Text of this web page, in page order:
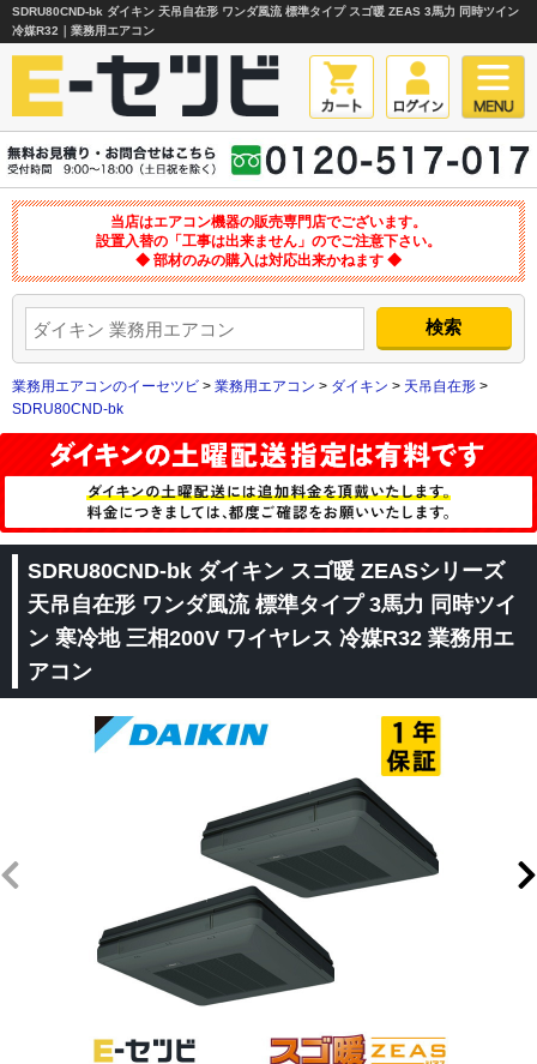
SDRU80CND-bk ダイキン 天吊自在形 ワンダ風流 標準タイプ スゴ暖 ZEAS 3馬力 同時ツイン
冷媒R32｜業務用エアコン
当店はエアコン機器の販売専門店でございます。
設置入替の「工事は出来ません」のでご注意下さい。
◆ 部材のみの購入は対応出来かねます ◆
業務用エアコンのイーセツビ > 業務用エアコン > ダイキン > 天吊自在形 >
SDRU80CND-bk
SDRU80CND-bk ダイキン スゴ暖 ZEASシリーズ
天吊自在形 ワンダ風流 標準タイプ 3馬力 同時ツイ
ン 寒冷地 三相200V ワイヤレス 冷媒R32 業務用エ
アコン